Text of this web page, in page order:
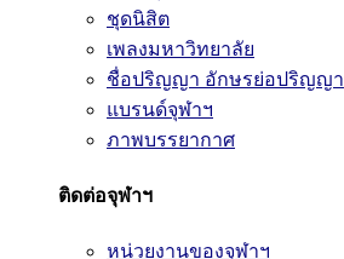
ชุดนิสิต
เพลงมหาวิทยาลัย
ชื่อปริญญา อักษรย่อปริญญา
แบรนด์จุฬาฯ
ภาพบรรยากาศ
ติดต่อจุฬาฯ
หน่วยงานของจุฬาฯ